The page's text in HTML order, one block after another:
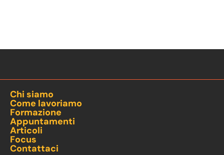
Chi siamo
Come lavoriamo
Formazione
Appuntamenti
Articoli
Focus
Contattaci